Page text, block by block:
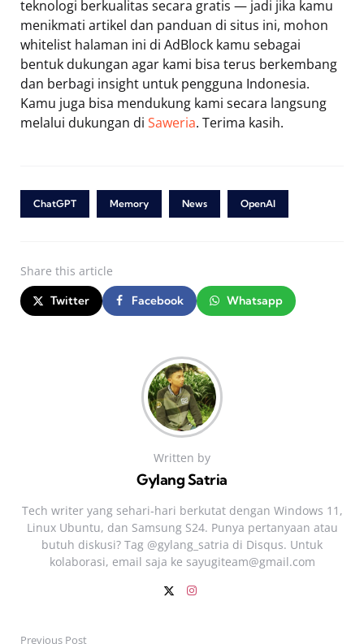
teknologi berkualitas secara gratis — jadi jika kamu
menikmati artikel dan panduan di situs ini, mohon
whitelist halaman ini di AdBlock kamu sebagai
bentuk dukungan agar kami bisa terus berkembang
dan berbagi insight untuk pengguna Indonesia.
Kamu juga bisa mendukung kami secara langsung
melalui dukungan di Saweria. Terima kasih.
ChatGPT Memory News OpenAI
Share this article
Twitter Facebook Whatsapp
Written by
Gylang Satria
Tech writer yang sehari‑hari berkutat dengan Windows 11,
Linux Ubuntu, dan Samsung S24. Punya pertanyaan atau
butuh diskusi? Tag @gylang_satria di Disqus. Untuk
kolaborasi, email saja ke sayugiteam@gmail.com
Previous Post